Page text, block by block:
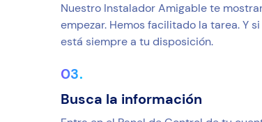
Nuestro Instalador Amigable te
empezar. Hemos facilitado la tarea. Y
está siempre a tu disposición.
Busca la información